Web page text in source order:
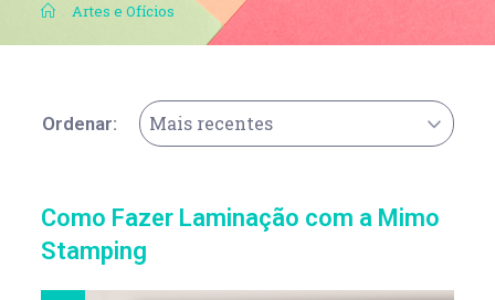
. Artes e Ofícios
Ordenar: Mais recentes
Como Fazer Laminação com a Mimo
Stamping